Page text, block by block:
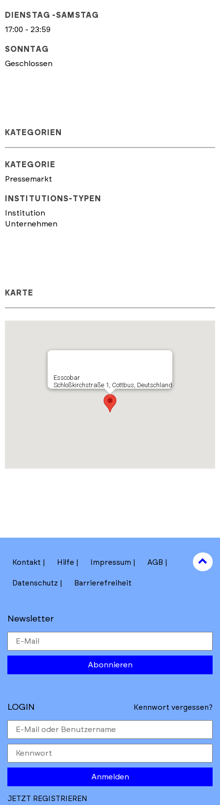
DIENSTAG -SAMSTAG
17:00 - 23:59
SONNTAG
Geschlossen
KATEGORIEN
KATEGORIE
Pressemarkt
INSTITUTIONS-TYPEN
Institution
Unternehmen
KARTE
Esscobar
Schloßkirchstraße 1, Cottbus, Deutschland
Kontakt Hilfe Impressum AGB
Datenschutz Barrierefreiheit
Newsletter
Abonnieren
to
top
LOGIN Kennwort vergessen?
Anmelden
JETZT REGISTRIEREN